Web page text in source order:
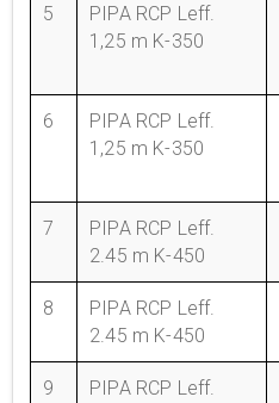
5
PIPA RCP Leff.
1,25 m K-350
6
PIPA RCP Leff.
1,25 m K-350
7
PIPA RCP Leff.
2.45 m K-450
8
PIPA RCP Leff.
2.45 m K-450
9
PIPA RCP Leff.